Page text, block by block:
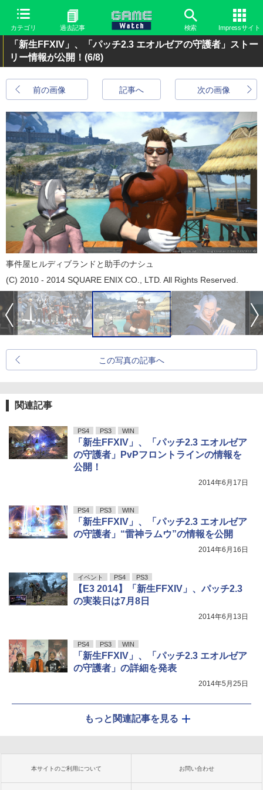
カテゴリ 過去記事 検索 Impressサイト
「新生FFXIV」、「パッチ2.3 エオルゼアの守護者」ストー
リー情報が公開！ (6/8)
前の画像 次の画像
記事へ
事件屋ヒルディブランドと助手のナシュ
(C) 2010 - 2014 SQUARE ENIX CO., LTD. All Rights Reserved.
この写真の記事へ
関連記事
PS4 PS3 WIN
「新生FFXIV」、「パッチ2.3 エオルゼア
の守護者」PvPフロントラインの情報を
公開！
2014年6月17日
PS4 PS3 WIN
「新生FFXIV」、「パッチ2.3 エオルゼア
の守護者」“雷神ラムウ”の情報を公開
2014年6月16日
イベント PS4 PS3
【E3 2014】「新生FFXIV」、パッチ2.3
の実装日は7月8日
2014年6月13日
PS4 PS3 WIN
「新生FFXIV」、「パッチ2.3 エオルゼア
の守護者」の詳細を発表
2014年5月25日
もっと関連記事を見る
本サイトのご利用について お問い合わせ